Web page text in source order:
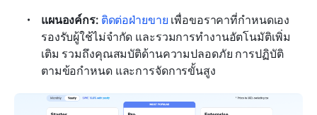
แผนองค์กร: ติดต่อฝ่ายขาย เพื่อขอราคาที่กำหนดเอง
รองรับผู้ใช้ไม่จำกัด และรวมการทำงานอัตโนมัติเพิ่ม
เติม รวมถึงคุณสมบัติด้านความปลอดภัย การปฏิบัติ
ตามข้อกำหนด และการจัดการขั้นสูง